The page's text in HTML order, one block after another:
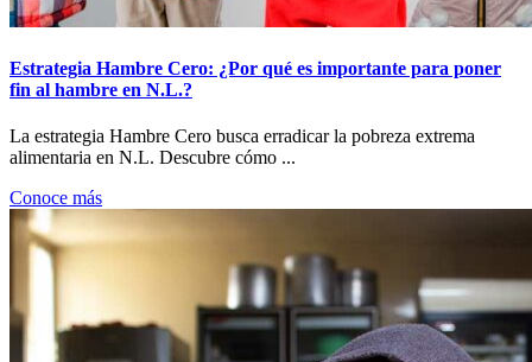
Estrategia Hambre Cero: ¿Por qué es importante para poner
fin al hambre en N.L.?
La estrategia Hambre Cero busca erradicar la pobreza extrema
alimentaria en N.L. Descubre cómo ...
Conoce más